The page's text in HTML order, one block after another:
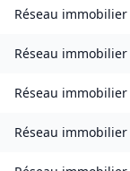
Réseau immobilier
Réseau immobilier
Réseau immobilier
Réseau immobilier